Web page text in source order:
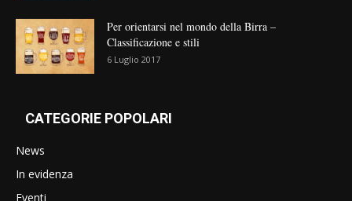
Per orientarsi nel mondo della Birra –
Classificazione e stili
6 Luglio 2017
CATEGORIE POPOLARI
News
In evidenza
Eventi